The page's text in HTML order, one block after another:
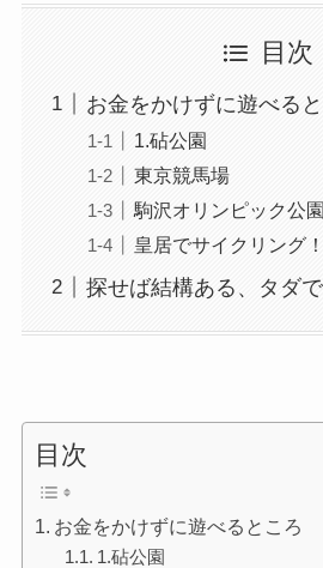
目次
お金をかけずに遊べる
1.砧公園
東京競馬場
駒沢オリンピック公園
皇居でサイクリング！
探せば結構ある、タダ
目次
お金をかけずに遊べるところ
1.砧公園